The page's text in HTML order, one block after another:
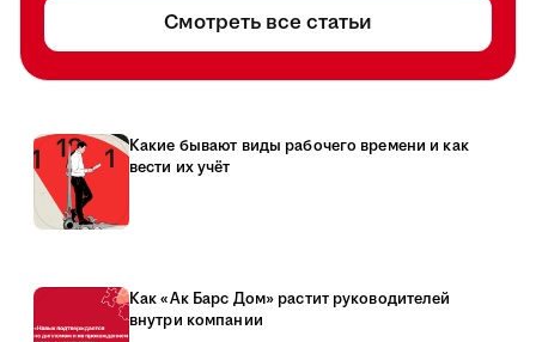
Смотреть все статьи
Какие бывают виды рабочего времени и как
вести их учёт
Как «Ак Барс Дом» растит руководителей
внутри компании